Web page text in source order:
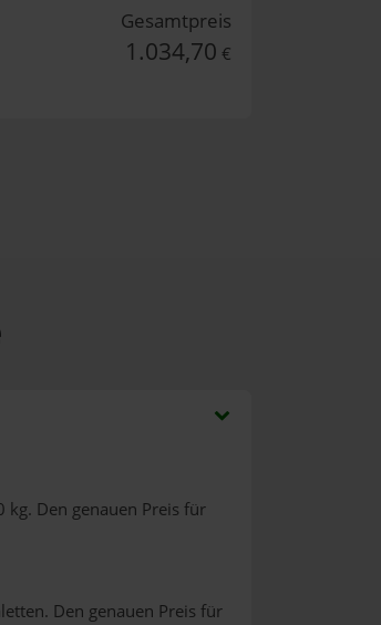
Gesamtpreis
1.034,70 €
Den genauen Preis für
Den genauen Preis für